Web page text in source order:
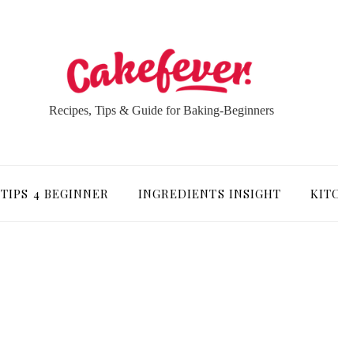
Recipes, Tips & Guide for Baking-Beginners
TIPS 4 BEGINNER INGREDIENTS INSIGHT